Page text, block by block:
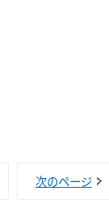
次のページ